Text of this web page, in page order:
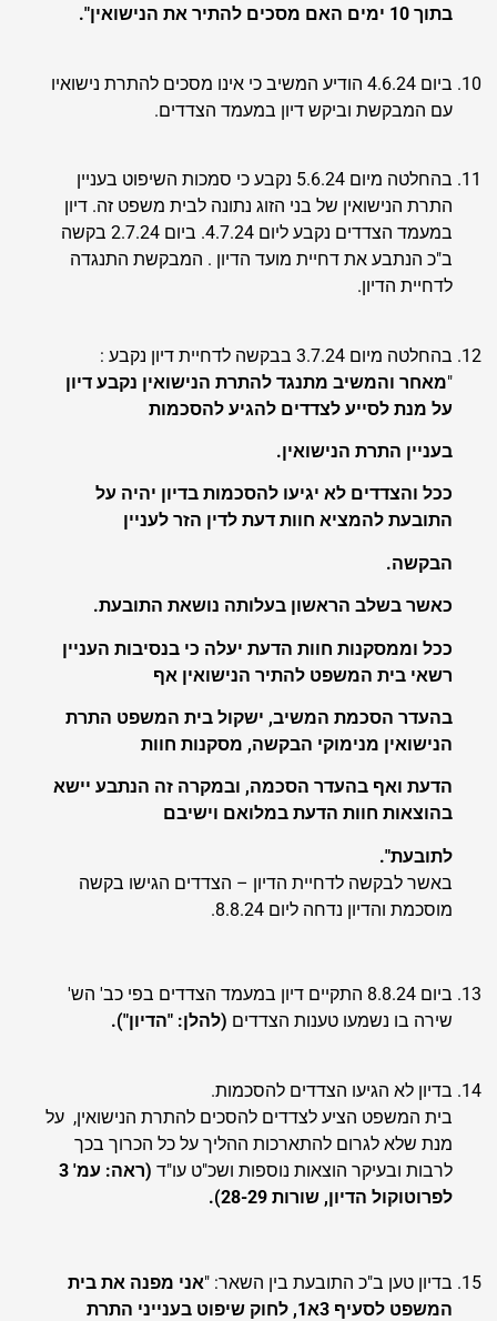
בתוך 10 ימים האם מסכים להתיר את הנישואין".
ביום 4.6.24 הודיע המשיב כי אינו מסכים להתרת נישואיו
עם המבקשת וביקש דיון במעמד הצדדים.
בהחלטה מיום 5.6.24 נקבע כי סמכות השיפוט בעניין
התרת הנישואין של בני הזוג נתונה לבית משפט זה. דיון
במעמד הצדדים נקבע ליום 4.7.24. ביום 2.7.24 בקשה
ב"כ הנתבע את דחיית מועד הדיון . המבקשת התנגדה
לדחיית הדיון.
בהחלטה מיום 3.7.24 בבקשה לדחיית דיון נקבע :
"מאחר והמשיב מתנגד להתרת הנישואין נקבע דיון
על מנת לסייע לצדדים להגיע להסכמות
בעניין התרת הנישואין.
ככל והצדדים לא יגיעו להסכמות בדיון יהיה על
התובעת להמציא חוות דעת לדין הזר לעניין
הבקשה.
כאשר בשלב הראשון בעלותה נושאת התובעת.
ככל וממסקנות חוות הדעת יעלה כי בנסיבות העניין
רשאי בית המשפט להתיר הנישואין אף
בהעדר הסכמת המשיב, ישקול בית המשפט התרת
הנישואין מנימוקי הבקשה, מסקנות חוות
הדעת ואף בהעדר הסכמה, ובמקרה זה הנתבע יישא
בהוצאות חוות הדעת במלואם וישיבם
לתובעת".
באשר לבקשה לדחיית הדיון – הצדדים הגישו בקשה
מוסכמת והדיון נדחה ליום 8.8.24.
ביום 8.8.24 התקיים דיון במעמד הצדדים בפי כב' הש'
שירה בו נשמעו טענות הצדדים (להלן: "הדיון").
בדיון לא הגיעו הצדדים להסכמות.
בית המשפט הציע לצדדים להסכים להתרת הנישואין, על
מנת שלא לגרום להתארכות ההליך על כל הכרוך בכך
לרבות ובעיקר הוצאות נוספות ושכ"ט עו"ד (ראה: עמ' 3
לפרוטוקול הדיון, שורות 28-29).
בדיון טען ב"כ התובעת בין השאר: "אני מפנה את בית
המשפט לסעיף 3א1, לחוק שיפוט בענייני התרת